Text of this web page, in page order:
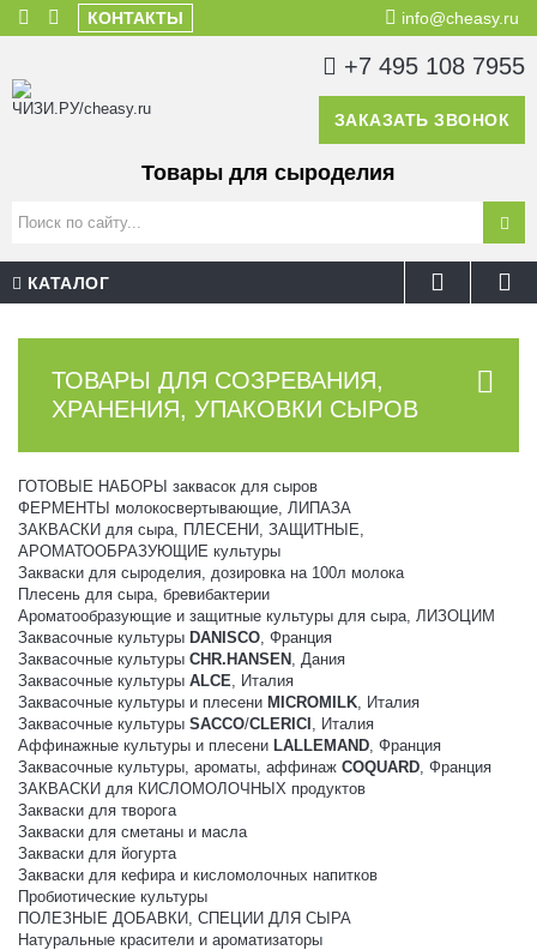
КОНТАКТЫ info@cheasy.ru
+7 495 108 7955
ЗАКАЗАТЬ ЗВОНОК
Товары для сыроделия
КАТАЛОГ
ТОВАРЫ ДЛЯ СОЗРЕВАНИЯ,
ХРАНЕНИЯ, УПАКОВКИ СЫРОВ
ГОТОВЫЕ НАБОРЫ заквасок для сыров
ФЕРМЕНТЫ молокосвертывающие, ЛИПАЗА
ЗАКВАСКИ для сыра, ПЛЕСЕНИ, ЗАЩИТНЫЕ,
АРОМАТООБРАЗУЮЩИЕ культуры
Закваски для сыроделия, дозировка на 100л молока
Плесень для сыра, бревибактерии
Ароматообразующие и защитные культуры для сыра, ЛИЗОЦИМ
Заквасочные культуры DANISCO, Франция
Заквасочные культуры CHR.HANSEN , Дания
Заквасочные культуры ALCE, Италия
Заквасочные культуры и плесени MICROMILK, Италия
Заквасочные культуры SACCO/CLERICI , Италия
Аффинажные культуры и плесени LALLEMAND, Франция
Заквасочные культуры, ароматы, аффинаж COQUARD, Франция
ЗАКВАСКИ для КИСЛОМОЛОЧНЫХ продуктов
Закваски для творога
Закваски для сметаны и масла
Закваски для йогурта
Закваски для кефира и кисломолочных напитков
Пробиотические культуры
ПОЛЕЗНЫЕ ДОБАВКИ, СПЕЦИИ ДЛЯ СЫРА
Натуральные красители и ароматизаторы